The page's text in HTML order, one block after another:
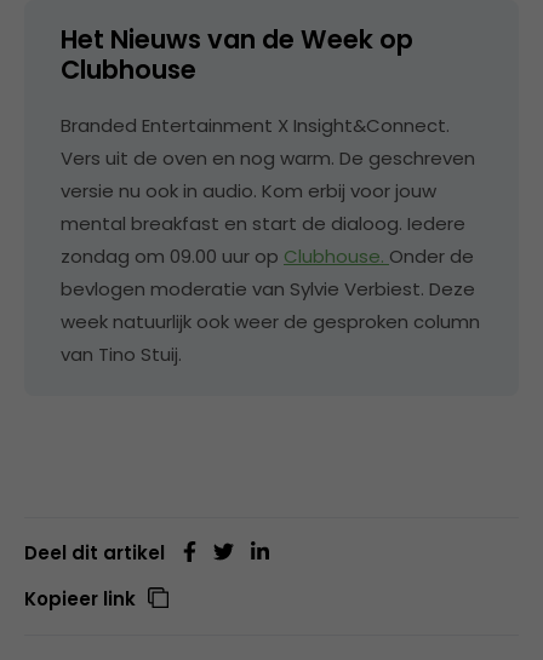
Het Nieuws van de Week op
Clubhouse
Branded Entertainment X Insight&Connect.
Vers uit de oven en nog warm. De geschreven
versie nu ook in audio. Kom erbij voor jouw
mental breakfast en start de dialoog. Iedere
zondag om 09.00 uur op Clubhouse. Onder de
bevlogen moderatie van Sylvie Verbiest. Deze
week natuurlijk ook weer de gesproken column
van Tino Stuij.
Deel dit artikel
Kopieer link